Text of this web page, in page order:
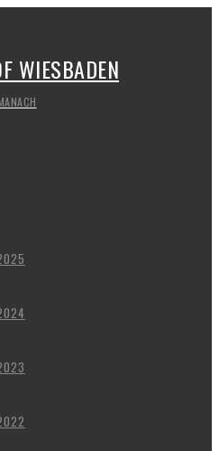
WIESBADEN